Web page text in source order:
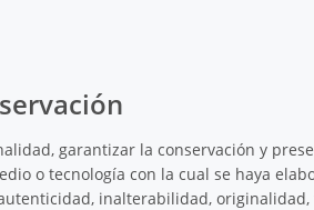
garantizar la conservación y
o tecnología con la cual se haya
inalterabilidad,